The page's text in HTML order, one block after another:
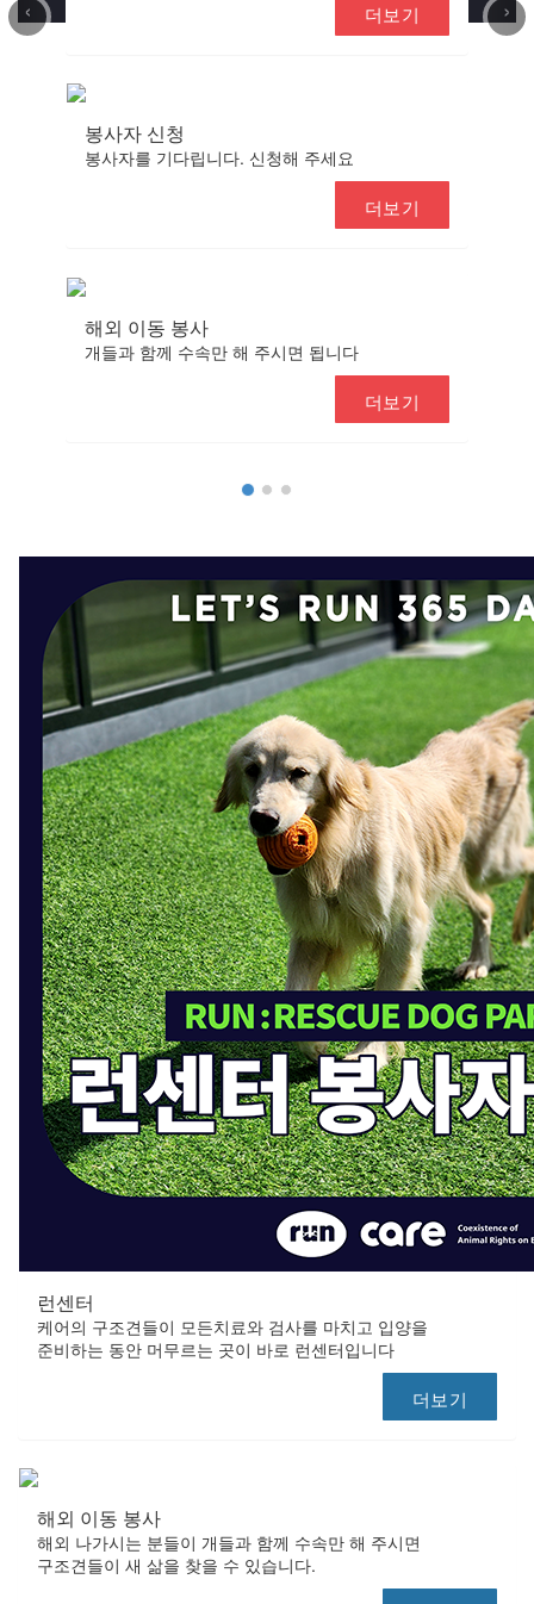
더보기
봉사자 신청
봉사자를 기다립니다. 신청해 주세요
더보기
해외 이동 봉사
개들과 함께 수속만 해 주시면 됩니다
더보기
‹ ›
런센터
케어의 구조견들이 모든치료와 검사를 마치고 입양을
준비하는 동안 머무르는 곳이 바로 런센터입니다
더보기
해외 이동 봉사
해외 나가시는 분들이 개들과 함께 수속만 해 주시면
구조견들이 새 삶을 찾을 수 있습니다.